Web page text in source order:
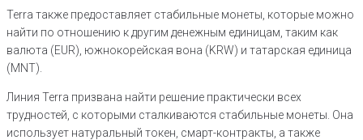
Terra также предоставляет стабильные монеты, которые можно
найти по отношению к другим денежным единицам, таким как
валюта (EUR), южнокорейская вона (KRW) и татарская единица
(MNT).
Линия Terra призвана найти решение практически всех
трудностей, с которыми сталкиваются стабильные монеты. Она
использует натуральный токен, смарт-контракты, а также